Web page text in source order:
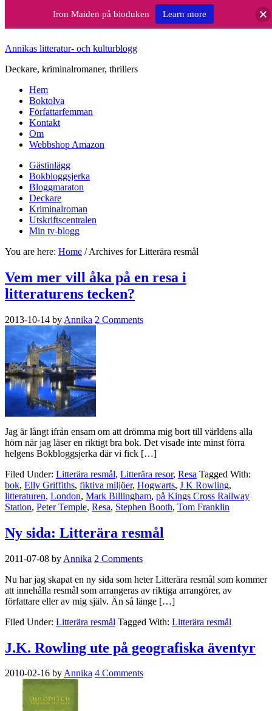
Annikas litteratur- och kulturblogg
Deckare, kriminalromaner, thrillers
Hem
Boktolva
Författarfemman
Kontakt
Om
Webbshop Amazon
Gästinlägg
Bokbloggsjerka
Bloggmaraton
Deckare
Kriminalroman
Utskriftscentralen
Min tv-blogg
You are here: Home /Archives for Litterära resmål
Vem mer vill åka på en resa i
litteraturens tecken?
2013-10-14 by Annika 2 Comments
Jag är långt ifrån ensam om att drömma mig bort till världens alla
hörn när jag läser en riktigt bra bok. Det visade inte minst förra
helgens Bokbloggsjerka där vi fick […]
Filed Under: Litterära resmål, Litterära resor, Resa Tagged With:
bok, Elly Griffiths, fiktiva miljöer, Hogwarts, J K Rowling,
litteraturen, London, Mark Billingham, på Kings Cross Railway
Station, Peter Temple, Resa, Stephen Booth, Tom Franklin
Ny sida: Litterära resmål
2011-07-08 by Annika 2 Comments
Nu har jag skapat en ny sida som heter Litterära resmål som kommer
att innehålla resmål som arrangeras av riktiga arrangörer, av
författare eller av mig själv. Än så länge […]
Filed Under: Litterära resmål Tagged With: Litterära resmål
J.K. Rowling ute på geografiska äventyr
2010-02-16 byAnnika 4 Comments
Iron Maiden på bioduken Learn more